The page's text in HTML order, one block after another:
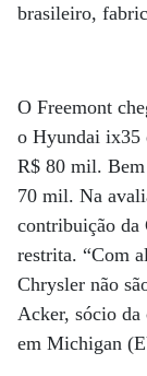
brasileiro,
O Freemont
o Hyundai ix35
R$ 80 mil.
70 mil. Na
contribuição da
restrita. “Com
Chrysler não
Acker, sócio da
em Michigan